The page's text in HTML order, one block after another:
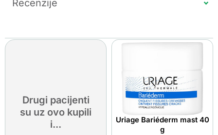
Recenzije
Drugi pacijenti
su uz ovo kupili
i...
Uriage Bariéderm mast 40
g